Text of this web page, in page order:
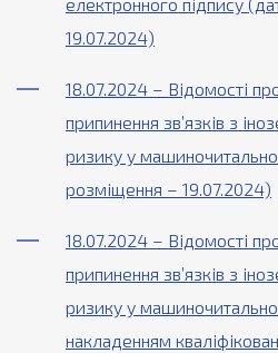
електронного підпису
19.07.2024)
18.07.2024 – Відомості
припинення зв’язків з
ризику у
розміщення – 19.07.2024)
18.07.2024 – Відомості
припинення зв’язків з
ризику у
накладенням